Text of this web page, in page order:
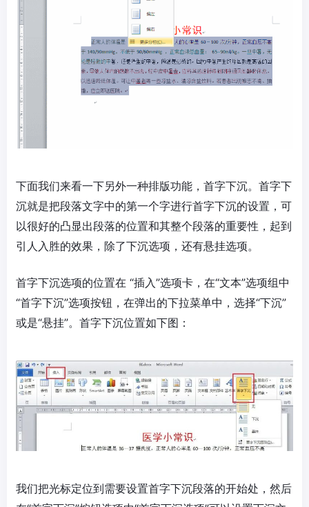
下面我们来看一下另外一种排版功能，首字下沉。首字下
沉就是把段落文字中的第一个字进行首字下沉的设置，可
以很好的凸显出段落的位置和其整个段落的重要性，起到
引人入胜的效果，除了下沉选项，还有悬挂选项。
首字下沉选项的位置在 “插入”选项卡，在“文本”选项组中
“首字下沉”选项按钮，在弹出的下拉菜单中，选择“下沉”
或是“悬挂”。首字下沉位置如下图：
我们把光标定位到需要设置首字下沉段落的开始处，然后